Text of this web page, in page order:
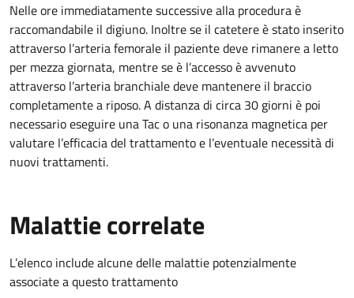
Nelle ore immediatamente successive alla procedura è
raccomandabile il digiuno. Inoltre se il catetere è stato inserito
attraverso l’arteria femorale il paziente deve rimanere a letto
per mezza giornata, mentre se è l’accesso è avvenuto
attraverso l’arteria branchiale deve mantenere il braccio
completamente a riposo. A distanza di circa 30 giorni è poi
necessario eseguire una Tac o una risonanza magnetica per
valutare l’efficacia del trattamento e l’eventuale necessità di
nuovi trattamenti.
Malattie correlate
L’elenco include alcune delle malattie potenzialmente
associate a questo trattamento